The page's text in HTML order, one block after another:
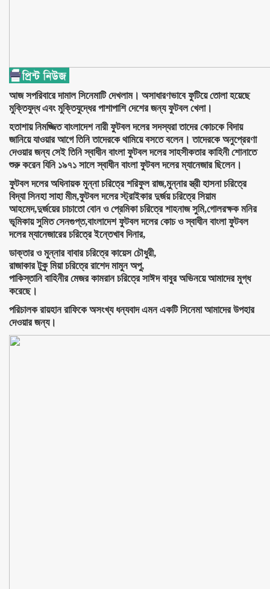
আজ সপরিবারে দামাল সিনেমাটি দেখলাম। অসাধারণভাবে ফুটিয়ে তোলা হয়েছে
মুক্তিযুদ্ধ এবং মুক্তিযুদ্ধের পাশাপাশি দেশের জন্য ফুটবল খেলা।
হতাশায় নিমজ্জিত বাংলাদেশ নারী ফুটবল দলের সদস্যরা তাদের কোচকে বিদায়
জানিয়ে যাওয়ার আগে তিনি তাদেরকে থামিয়ে বসতে বলেন। তাদেরকে অনুপ্রেরণা
দেওয়ার জন্য সেই তিনি স্বাধীন বাংলা ফুটবল দলের সাহসীকতার কাহিনী শোনাতে
শুরু করেন যিনি ১৯৭১ সালে স্বাধীন বাংলা ফুটবল দলের ম্যানেজার ছিলেন।
ফুটবল দলের অধিনায়ক মুন্না চরিত্রে শরিফুল রাজ,মুন্নার স্ত্রী হাসনা চরিত্রে
বিদ্যা সিনহা সাহা মীম,ফুটবল দলের স্ট্রাইকার দুর্জয় চরিত্রে সিয়াম
আহমেদ,দুর্জয়ের চাচাতো বোন ও প্রেমিকা চরিত্রে শাহনাজ সুমি,গোলরক্ষক মনির
ভূমিকায় সুমিত সেনগুপ্ত,বাংলাদেশ ফুটবল দলের কোচ ও স্বাধীন বাংলা ফুটবল
দলের ম্যানেজারের চরিত্রে ইন্তেখাব দিনার,
ডাক্তার ও মুন্নার বাবার চরিত্রে কায়েস চৌধুরী,
রাজাকার টুকু মিয়া চরিত্রে রাশেদ মামুন অপু,
পাকিস্তানি বাহিনীর মেজর কামরান চরিত্রে সাঈদ বাবুর অভিনয়ে আমাদের মুগ্ধ
করেছে।
পরিচালক রায়হান রাফিকে অসংখ্য ধন্যবাদ এমন একটি সিনেমা আমাদের উপহার
দেওয়ার জন্য।